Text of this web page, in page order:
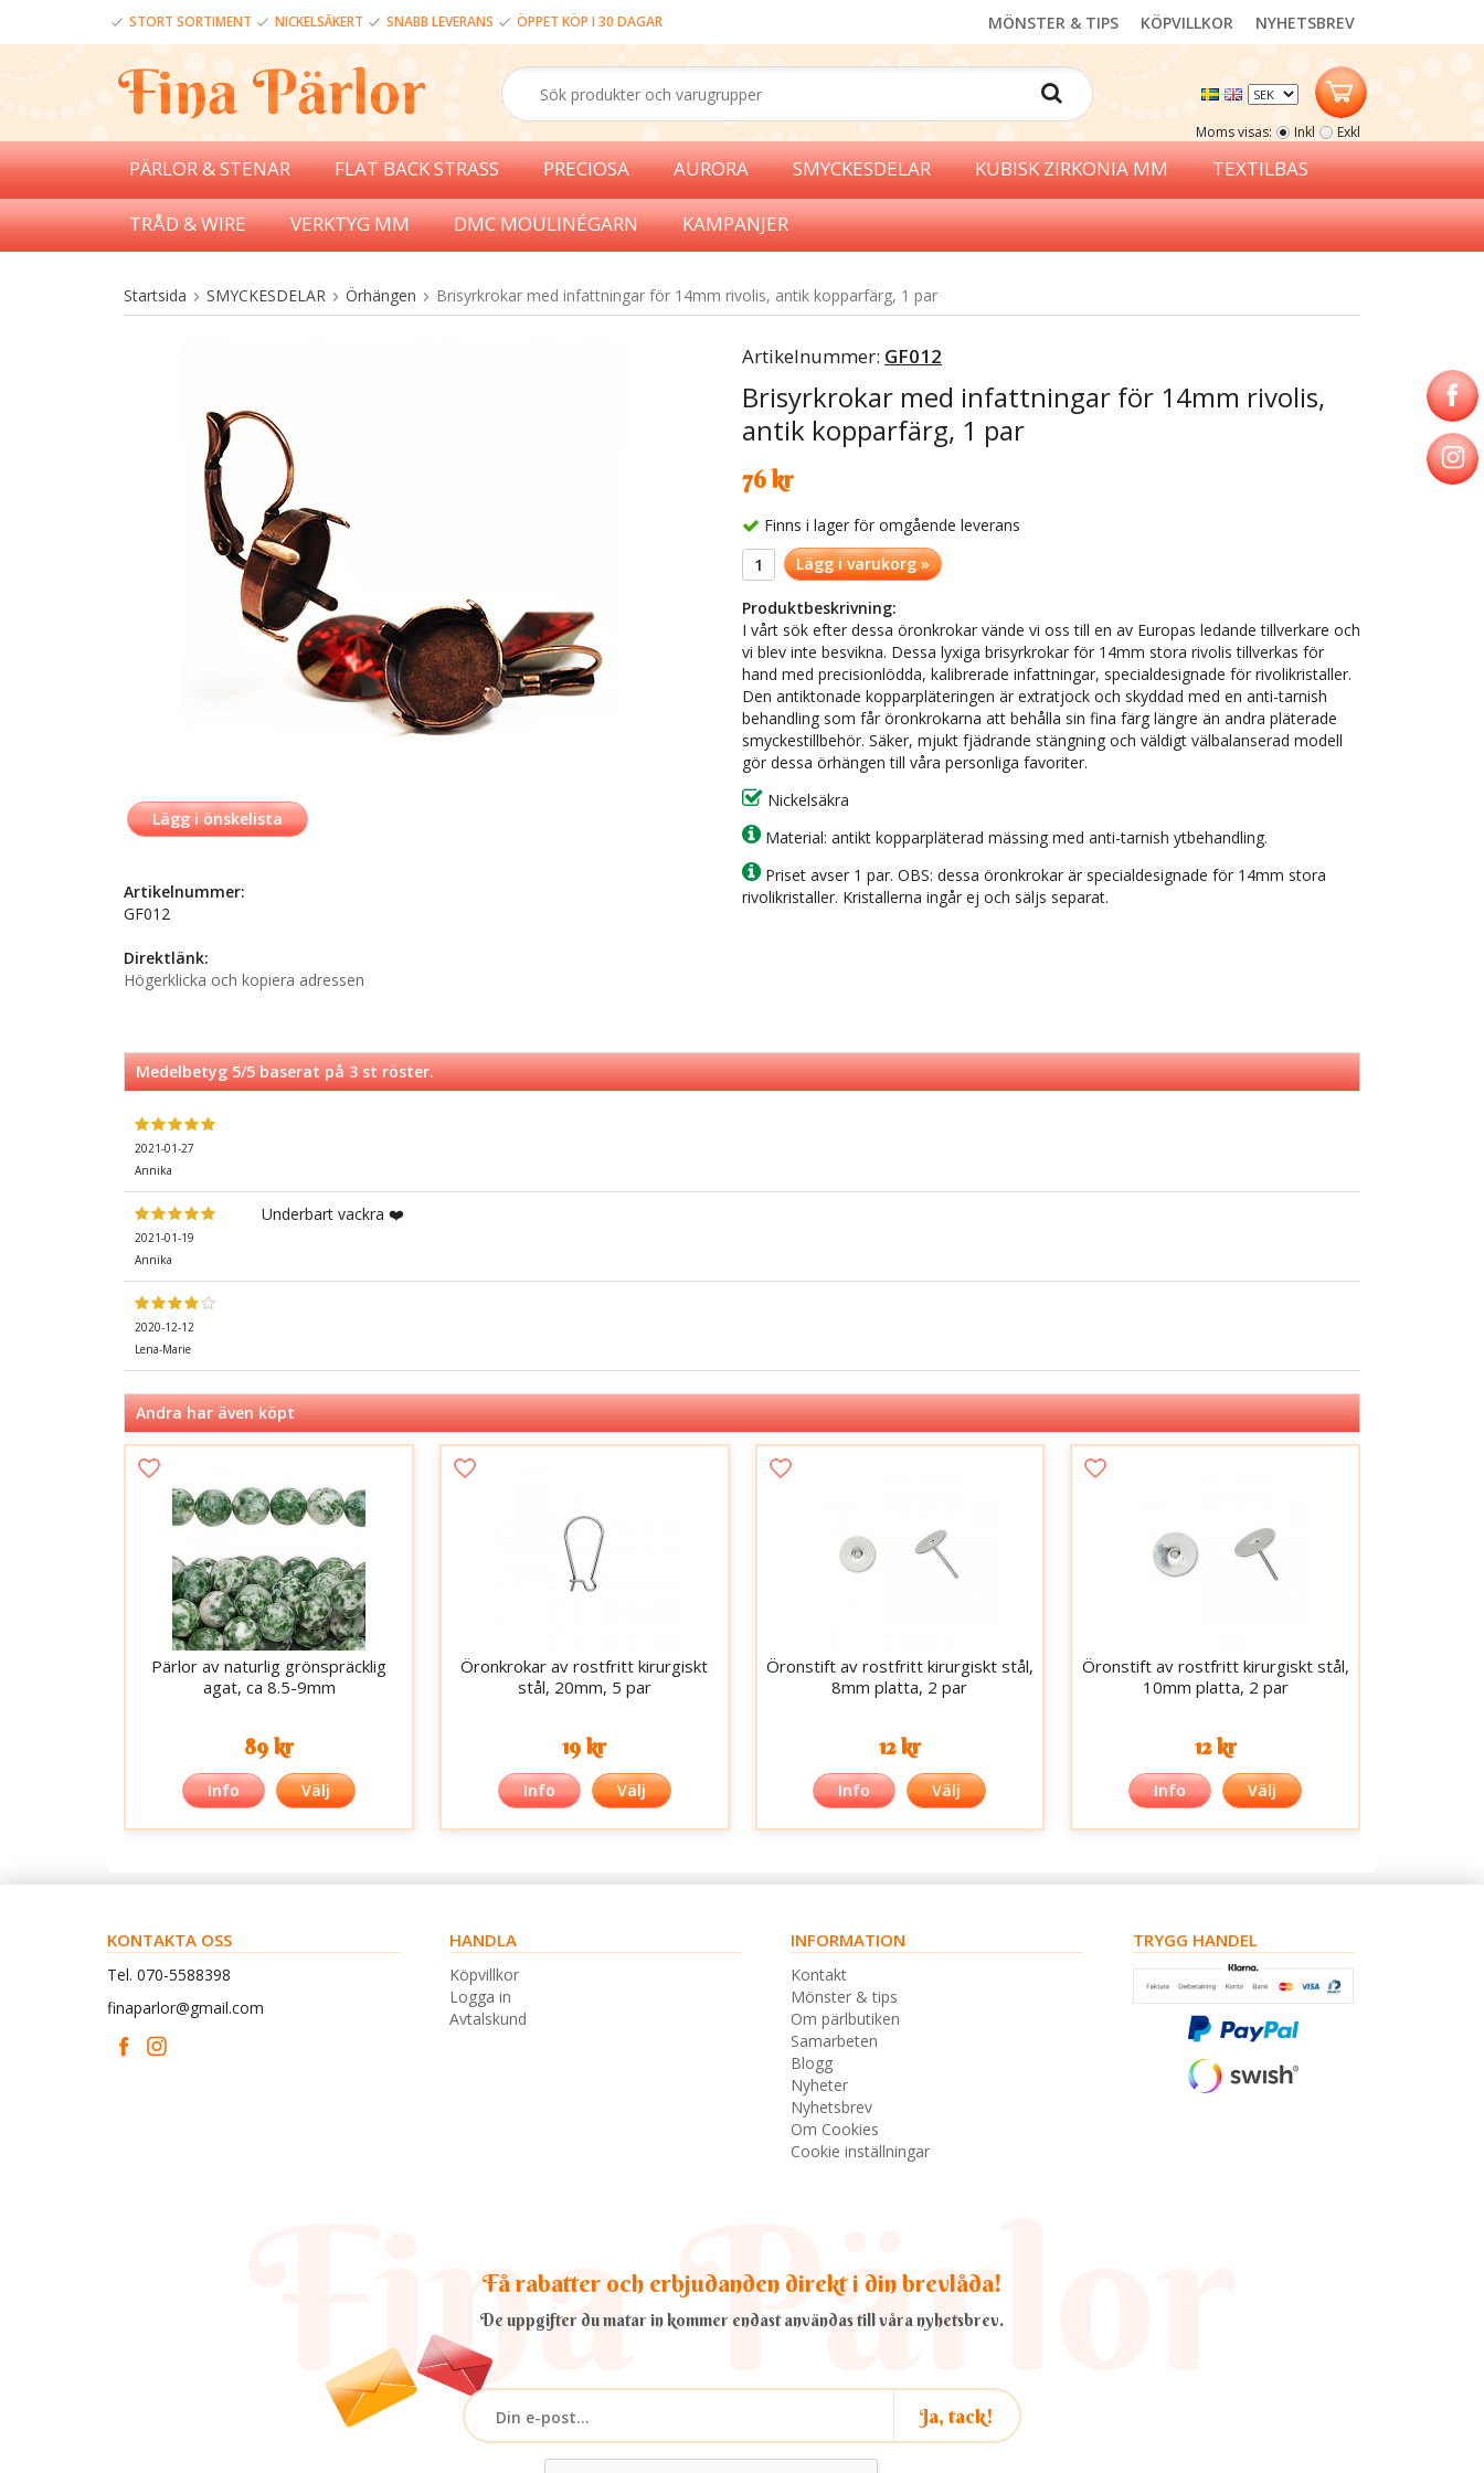
STORT SORTIMENT NICKELSÄKERT SNABB LEVERANS ÖPPET KÖP I 30 DAGAR NYHETSBREV
KÖPVILLKOR
MÖNSTER & TIPS
Moms visas: Inkl Exkl
PÄRLOR & STENAR FLAT BACK STRASS PRECIOSA AURORA SMYCKESDELAR KUBISK ZIRKONIA MM TEXTILBAS
TRÅD & WIRE VERKTYG MM DMC MOULINÉGARN KAMPANJER
Startsida SMYCKESDELAR Örhängen Brisyrkrokar med infattningar för 14mm rivolis, antik kopparfärg, 1 par
Artikelnummer: GF012
Brisyrkrokar med infattningar för 14mm rivolis,
antik kopparfärg, 1 par
76 kr
Finns i lager för omgående leverans
Lägg i varukorg »
Produktbeskrivning:
I vårt sök efter dessa öronkrokar vände vi oss till en av Europas ledande tillverkare och
vi blev inte besvikna. Dessa lyxiga brisyrkrokar för 14mm stora rivolis tillverkas för
hand med precisionlödda, kalibrerade infattningar, specialdesignade för rivolikristaller.
Den antiktonade kopparpläteringen är extratjock och skyddad med en anti-tarnish
behandling som får öronkrokarna att behålla sin fina färg längre än andra pläterade
smyckestillbehör. Säker, mjukt fjädrande stängning och väldigt välbalanserad modell
gör dessa örhängen till våra personliga favoriter.
Nickelsäkra
Material: antikt kopparpläterad mässing med anti-tarnish ytbehandling.
Priset avser 1 par. OBS: dessa öronkrokar är specialdesignade för 14mm stora
rivolikristaller. Kristallerna ingår ej och säljs separat.
Lägg i önskelista
Artikelnummer:
GF012
Direktlänk:
Högerklicka och kopiera adressen
Medelbetyg5/5 baserat på3st röster.
2021-01-27
Annika
2021-01-19
Annika
Underbart vackra ❤️
2020-12-12
Lena-Marie
Andra har även köpt
Pärlor av naturlig grönspräcklig
agat, ca 8.5-9mm
89 kr
Info Välj
Öronkrokar av rostfritt kirurgiskt
stål, 20mm, 5 par
19 kr
Info Välj
Öronstift av rostfritt kirurgiskt stål,
8mm platta, 2 par
12 kr
Info Välj
Öronstift av rostfritt kirurgiskt stål,
10mm platta, 2 par
12 kr
Info Välj
KONTAKTA OSS
Tel. 070-5588398
finaparlor@gmail.com
HANDLA
Köpvillkor
Logga in
Avtalskund
INFORMATION
Kontakt
Mönster & tips
Om pärlbutiken
Samarbeten
Blogg
Nyheter
Nyhetsbrev
Om Cookies
Cookie inställningar
TRYGG HANDEL
Få rabatter och erbjudanden direkt i din brevlåda!
De uppgifter du matar in kommer endast användas till våra nyhetsbrev.
Ja, tack!